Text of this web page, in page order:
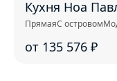
Кухня Ноа
ПрямаяС островом
от 135 576 ₽